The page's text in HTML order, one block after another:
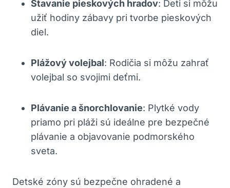
Stavanie pieskových hradov: Deti si môžu
užiť hodiny zábavy pri tvorbe pieskových
diel.
Plážový volejbal: Rodičia si môžu zahrať
volejbal so svojimi deťmi.
Plávanie a šnorchlovanie: Plytké vody
priamo pri pláži sú ideálne pre bezpečné
plávanie a objavovanie podmorského
sveta.
Detské zóny sú bezpečne ohradené a